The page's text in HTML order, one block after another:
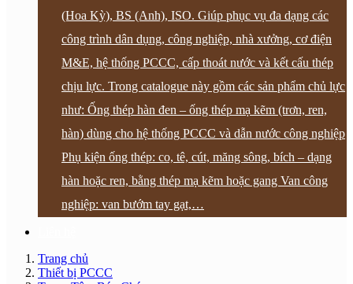
(Hoa Kỳ), BS (Anh), ISO. Giúp phục vụ đa dạng các
công trình dân dụng, công nghiệp, nhà xưởng, cơ điện
M&E, hệ thống PCCC, cấp thoát nước và kết cấu thép
chịu lực. Trong catalogue này gồm các sản phẩm chủ lực
như: Ống thép hàn đen – ống thép mạ kẽm (trơn, ren,
hàn) dùng cho hệ thống PCCC và dẫn nước công nghiệp
Phụ kiện ống thép: co, tê, cút, măng sông, bích – dạng
hàn hoặc ren, bằng thép mạ kẽm hoặc gang Van công
nghiệp: van bướm tay gạt,…
Trang chủ
Thiết bị PCCC